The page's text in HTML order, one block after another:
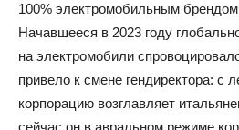
100% электромобильным брендом
Начавшееся в 2023 году
на электромобили
привело к смене гендиректора: с
корпорацию возглавляет
сейчас он в авральном режиме